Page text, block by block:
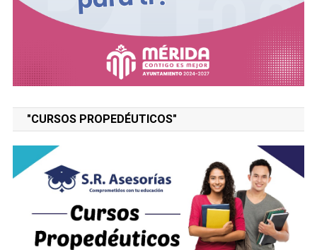
"CURSOS PROPEDÉUTICOS"